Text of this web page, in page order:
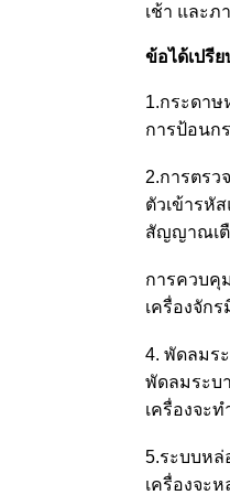
เช้า และภ
ข้อได้เปรีย
1.กระดาษ
การป้อนก
2.การตรว
ตัวเข้ารหั
สัญญาณเตื
การควบคุ
เครื่องจัก
4. พัดลมร
พัดลมระบ
เครื่องจะ
5.ระบบห
เครื่องจะ